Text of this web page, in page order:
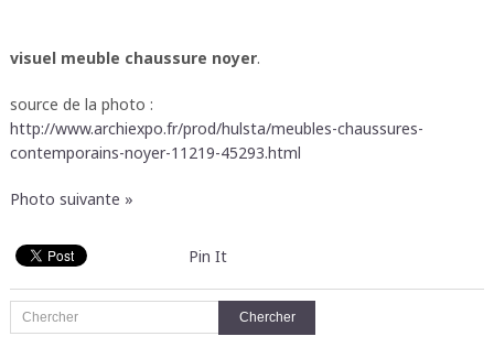
visuel meuble chaussure noyer.
source de la photo :
http://www.archiexpo.fr/prod/hulsta/meubles-chaussures-
contemporains-noyer-11219-45293.html
Photo suivante »
Pin It